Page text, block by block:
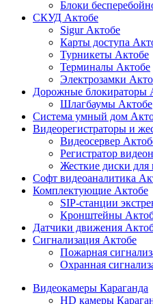
Блоки
СКУД Актобе
Sigur Актобе
Карты доступа
Турникеты Актобе
Терминалы Актобе
Электрозамки
Дорожные блокираторы
Шлагбаумы Актобе
Система умный дом
Видеорегистраторы и
Видеосервер
Регистратор
Жесткие диски
Софт видеоаналитика
Комплектующие Актобе
SIP-станции
Кронштейны
Датчики движения
Сигнализация Актобе
Пожарная
Охранная
Видеокамеры Караганда
HD камеры